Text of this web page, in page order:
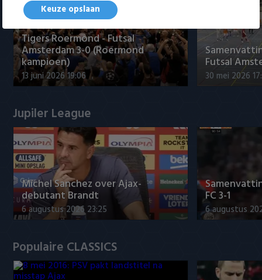
Tigers Roermond - Futsal
Amsterdam 3-0 (Roermond
kampioen)
13 juni 2026 19:06
Futsal
30 mei 2026
Jupiler League
Míchel Sanchez over Ajax-
debutant Brandt
6 augustus 2026 23:25
FC 3-1
6 augustus
Populaire CLASSICS
Keuze opslaan